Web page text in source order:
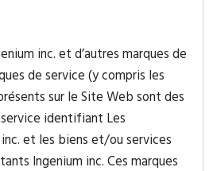
inc. et d’autres marques de
de service (y compris les
sur le Site Web sont des
identifiant Les
et les biens et/ou services
Ingenium inc. Ces marques